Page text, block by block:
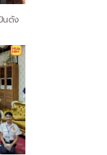
นดัง